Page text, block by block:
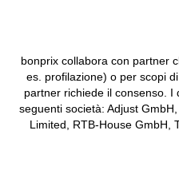
bonprix collabora con partner
es. profilazione) o per scopi
partner richiede il consenso. I
seguenti società: Adjust
Limited, RTB-House GmbH,